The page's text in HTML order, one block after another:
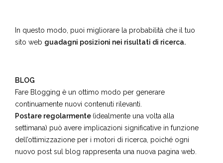
In questo modo, puoi migliorare la probabilità che il tuo
sito web guadagni posizioni nei risultati di ricerca.
BLOG
Fare Blogging è un ottimo modo per generare
continuamente nuovi contenuti rilevanti.
Postare regolarmente (idealmente una volta alla
settimana) può avere implicazioni significative in funzione
dell’ottimizzazione per i motori di ricerca, poiché ogni
nuovo post sul blog rappresenta una nuova pagina web.